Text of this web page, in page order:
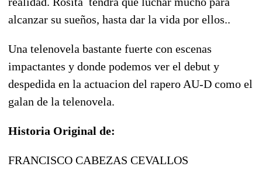
alcanzar su sueños, hasta dar la vida por ellos..
Una telenovela bastante fuerte con escenas
impactantes y donde podemos ver el debut y
despedida en la actuacion del rapero AU-D como el
galan de la telenovela.
Historia Original de:
FRANCISCO CABEZAS CEVALLOS